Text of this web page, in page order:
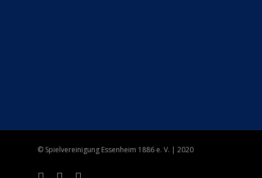
© Spielvereinigung Essenheim 1886 e. V. | 2020